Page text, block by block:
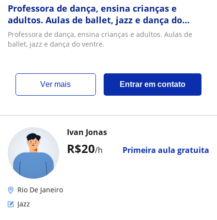
Professora de dança, ensina crianças e
adultos. Aulas de ballet, jazz e dança do
ventre
Professora de dança, ensina crianças e adultos. Aulas de
ballet, jazz e dança do ventre.
ver mais Entrar em contato
R$20/h Primeira aula gratuita
Ivan Jonas
Rio De Janeiro
Jazz